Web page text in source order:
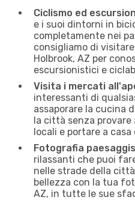
Ciclismo ed
e i suoi dintorni in
completamente nei
consigliamo di
Holbrook, AZ per
escursionistici e
Visita i mercati
interessanti di
assaporare la cucina
la città senza
locali e portare a
Fotografia
rilassanti che puoi
nelle strade della
bellezza con la tua
AZ, in tutte le sue